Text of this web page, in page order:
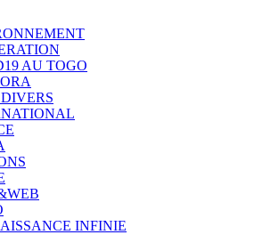
AU TOGO
INFINIE